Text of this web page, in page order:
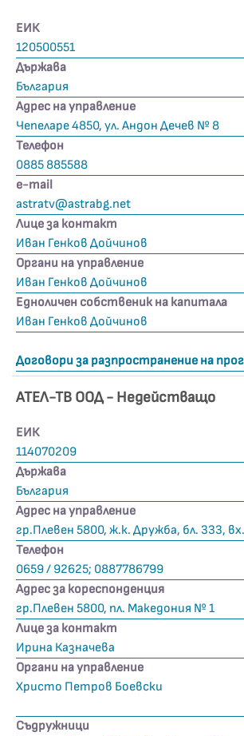
ЕИК
120500551
Държава
България
Адрес на управление
Чепеларе 4850, ул. Андон Дечев № 8
Телефон
0885 885588
е-mail
astratv@astrabg.net
Лице за контакт
Иван Генков Дойчинов
Органи на управление
Иван Генков Дойчинов
Едноличен собственик на капитала
Иван Генков Дойчинов
Договори за разпространение на
АТЕЛ-ТВ ООД - Недействащo
ЕИК
114070209
Държава
България
Адрес на управление
гр.Плевен 5800, ж.к. Дружба, бл. 333,
Телефон
0659 / 92625; 0887786799
Адрес за кореспонденция
гр.Плевен 5800, пл. Македония № 1
Лице за контакт
Ирина Казначева
Органи на управление
Христо Петров Боевски
Съдружници